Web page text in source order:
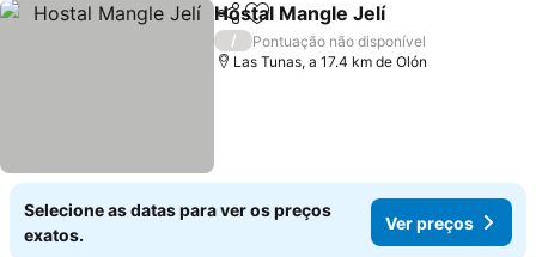
PartilharAdicionar aos favoritos
Hostal Mangle Jelí
/
Pontuação não disponível
Las Tunas, a 17.4 km de Olón
Selecione as datas para ver os preços
exatos.
Ver preços